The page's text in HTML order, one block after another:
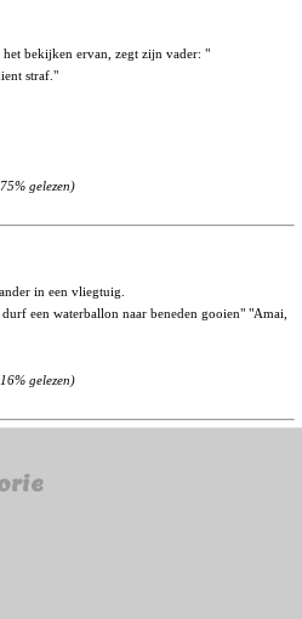
bekijken ervan, zegt zijn vader: "
straf."
gelezen)
in een vliegtuig.
een waterballon naar beneden gooien" "Amai,
gelezen)